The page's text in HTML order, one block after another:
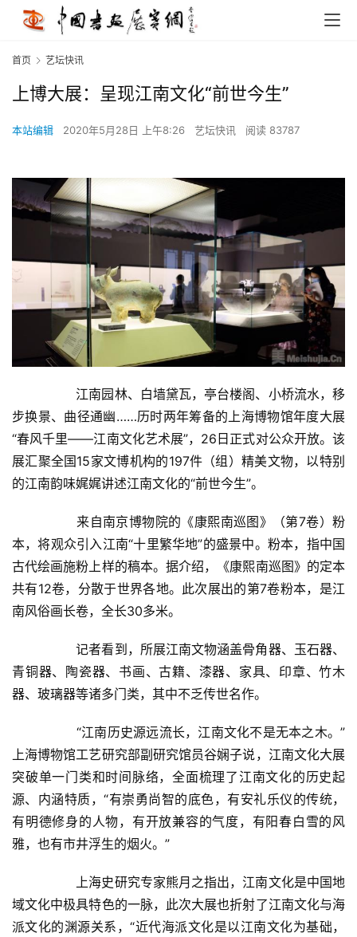
首
艺
坛
书
征
稿
研
究
首页 艺坛快讯
上博大展：呈现江南文化“前世今生”
本站编辑 2020年5月28日 上午8:26 艺坛快讯 阅读 83787
步换景、曲径通幽……历时两年筹备的上海博物馆年度大展
“春风千里——江南文化艺术展”，26日正式对公众开放。该
展汇聚全国15家文博机构的197件（组）精美文物，以特别
的江南韵味娓娓讲述江南文化的“前世今生”。
本，将观众引入江南“十里繁华地”的盛景中。粉本，指中国
古代绘画施粉上样的稿本。据介绍，《康熙南巡图》的定本
共有12卷，分散于世界各地。此次展出的第7卷粉本，是江
南风俗画长卷，全长30多米。
青铜器、陶瓷器、书画、古籍、漆器、家具、印章、竹木
器、玻璃器等诸多门类，其中不乏传世名作。
上海博物馆工艺研究部副研究馆员谷娴子说，江南文化大展
突破单一门类和时间脉络，全面梳理了江南文化的历史起
源、内涵特质，“有崇勇尚智的底色，有安礼乐仪的传统，
有明德修身的人物，有开放兼容的气度，有阳春白雪的风
雅，也有市井浮生的烟火。”
域文化中极具特色的一脉，此次大展也折射了江南文化与海
派文化的渊源关系，“近代海派文化是以江南文化为基础，